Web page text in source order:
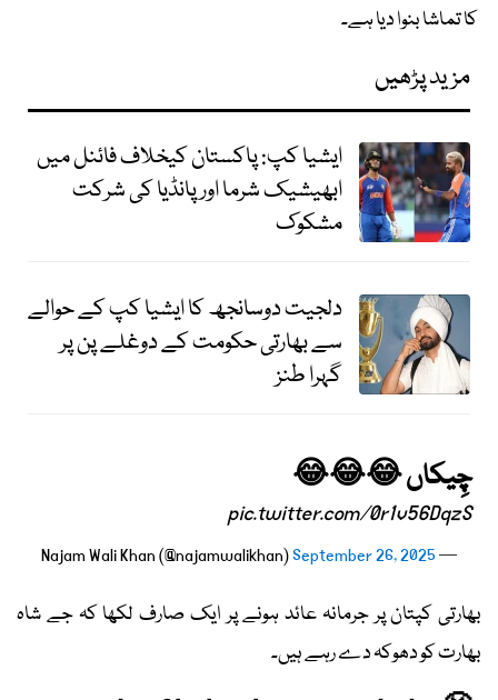
کا تماشا بنوا دیا ہے۔
مزید پڑھیں
ایشیا کپ: پاکستان کیخلاف فائنل میں
ابھیشیک شرما اور پانڈیا کی شرکت
مشکوک
دلجیت دوسانجھ کا ایشیا کپ کے حوالے
سے بھارتی حکومت کے دوغلے پن پر
گہرا طنز
چِیکاں 😂😂😂
pic.twitter.com/0r1v56DqzS
— Najam Wali Khan (@najamwalikhan)
September 26, 2025
بھارتی کپتان پر جرمانہ عائد ہونے پر ایک صارف لکھا کہ جے شاہ
بھارت کو دھوکہ دے رہے ہیں۔